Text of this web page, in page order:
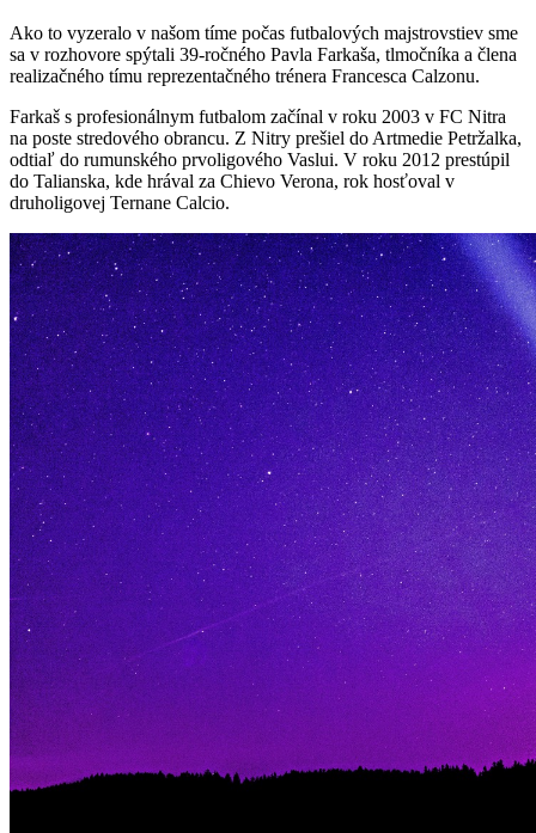
Ako to vyzeralo v našom tíme počas futbalových majstrovstiev sme
sa v rozhovore spýtali 39-ročného Pavla Farkaša, tlmočníka a člena
realizačného tímu reprezentačného trénera Francesca Calzonu.
Farkaš s profesionálnym futbalom začínal v roku 2003 v FC Nitra
na poste stredového obrancu. Z Nitry prešiel do Artmedie Petržalka,
odtiaľ do rumunského prvoligového Vaslui. V roku 2012 prestúpil
do Talianska, kde hrával za Chievo Verona, rok hosťoval v
druholigovej Ternane Calcio.